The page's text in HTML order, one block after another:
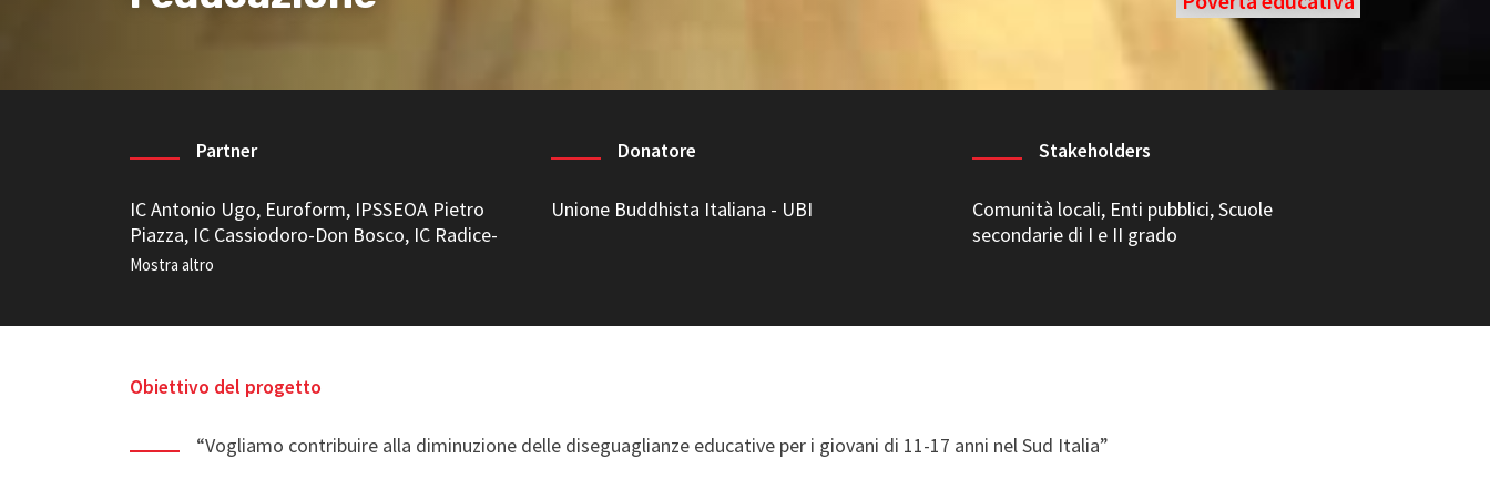
Partner
IC Antonio Ugo, Euroform, IPSSEOA Pietro
Piazza, IC Cassiodoro-Don Bosco, IC Radice-
Alighieri, IIS U. Boccioni/ Fermi, IS Insolera, IS
Donatore
Unione Buddhista Italiana - UBI
Stakeholders
Comunità locali, Enti pubblici, Scuole
secondarie di I e II grado
Obiettivo del progetto
“Vogliamo contribuire alla diminuzione delle diseguaglianze educative per i giovani di 11-17 anni nel Sud Italia”